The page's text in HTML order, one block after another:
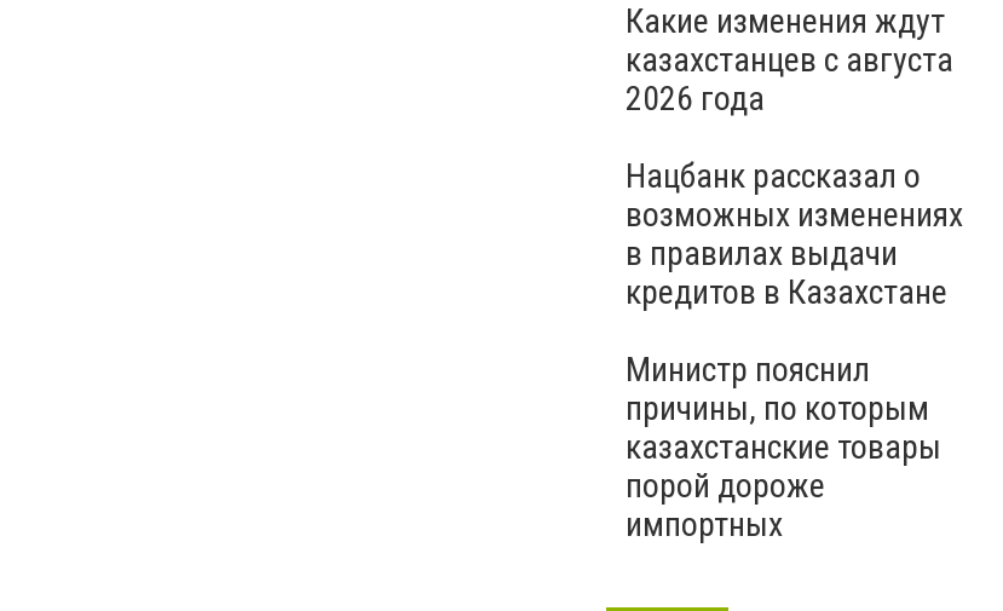
Какие изменения ждут
казахстанцев с августа
2026 года
Нацбанк рассказал о
возможных изменениях
в правилах выдачи
кредитов в Казахстане
Министр пояснил
причины, по которым
казахстанские товары
порой дороже
импортных